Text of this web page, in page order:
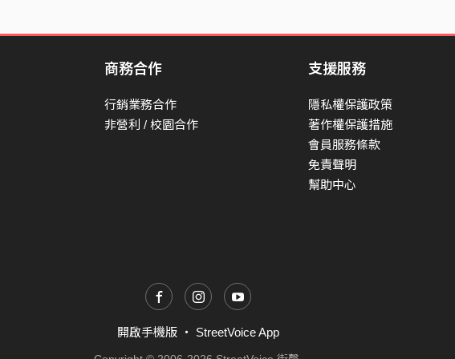
商務合作
行銷業務合作
非營利 / 校園合作
支援服務
隱私權保護政策
著作權保護措施
會員服務條款
免責聲明
幫助中心
開啟手機版 ・ StreetVoice App